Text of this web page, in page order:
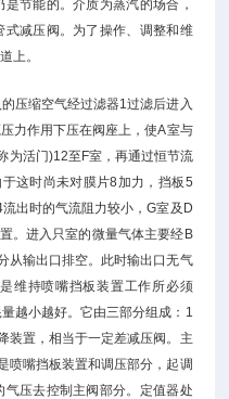
节能的。介质为蒸汽的场合，
减压阀。为了操作、调整和维
上。
压缩空气经过滤器1过滤后进入
力作用下压在阀座上，使A室与
为活门)12至F室，再通过恒节流
这时尚未对膜片8加力，挡板5
出时的气流阻力较小，G室及D
。进入只室的微量气体主要经B
从输出口排空。此时输出口无气
维持喷嘴挡板装置工作所必须
越小越好。它由三部分组成：1
装置，相当于一定差减压阀。主
喷嘴挡板装置和调压部分，起调
压去控制主阀部分。定值器处